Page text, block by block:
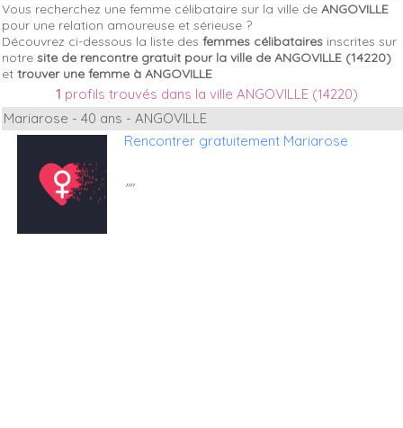
Vous recherchez une femme célibataire sur la ville de ANGOVILLE
pour une relation amoureuse et sérieuse ?
Découvrez ci-dessous la liste des femmes célibataires inscrites sur
notre site de rencontre gratuit pour la ville de ANGOVILLE (14220)
et trouver une femme à ANGOVILLE
1 profils trouvés dans la ville ANGOVILLE (14220)
Mariarose - 40 ans - ANGOVILLE
Rencontrer gratuitement Mariarose
""